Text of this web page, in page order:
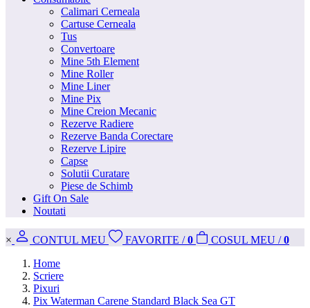
Calimari Cerneala
Cartuse Cerneala
Tus
Convertoare
Mine 5th Element
Mine Roller
Mine Liner
Mine Pix
Mine Creion Mecanic
Rezerve Radiere
Rezerve Banda Corectare
Rezerve Lipire
Capse
Solutii Curatare
Piese de Schimb
Gift On Sale
Noutati
× CONTUL MEU FAVORITE / 0 COSUL MEU / 0
Home
Scriere
Pixuri
Pix Waterman Carene Standard Black Sea GT